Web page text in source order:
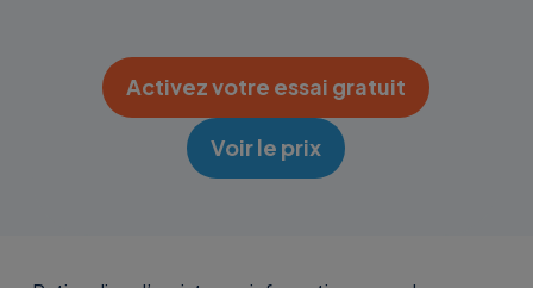
Activez votre essai gratuit
Voir le prix